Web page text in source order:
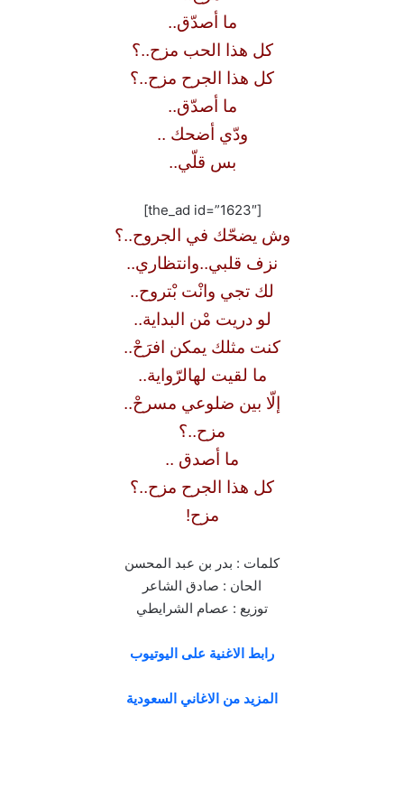
ما أصدّق..
كل هذا الحب مزح..؟
كل هذا الجرح مزح..؟
ما أصدّق..
ودّي أضحك ..
بس قلّي..
[the_ad id=”1623″]
وش يضحّك في الجروح..؟
نزف قلبي..وانتظاري..
لك تجي وانْت بْتروح..
لو دريت مْن البداية..
كنت مثلك يمكن افرَحْ..
ما لقيت لهالرّواية..
إلّا بين ضلوعي مسرحْ..
مزح..؟
ما أصدق ..
كل هذا الجرح مزح..؟
مزح!
كلمات : بدر بن عبد المحسن
الحان : صادق الشاعر
توزيع : عصام الشرايطي
رابط الاغنية على اليوتيوب
المزيد من الاغاني السعودية